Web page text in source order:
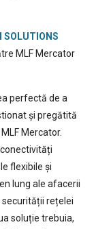
SOLUTIONS
MLF Mercator
perfectă de a
și pregătită
Mercator.
flexibile și
lung ale afacerii
rețelei
soluție trebuia,